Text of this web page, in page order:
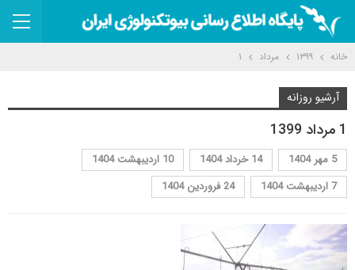
خانه ۱۳۹۹ مرداد ۱
آرشیو روزانه
1 مرداد 1399
5 مهر 1404 14 خرداد 1404
10 اردیبهشت 1404
7 اردیبهشت 1404
24 فروردین 1404